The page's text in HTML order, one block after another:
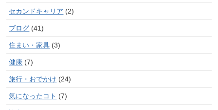
セカンドキャリア (2)
ブログ (41)
住まい・家具 (3)
健康 (7)
旅行・おでかけ (24)
気になったコト (7)